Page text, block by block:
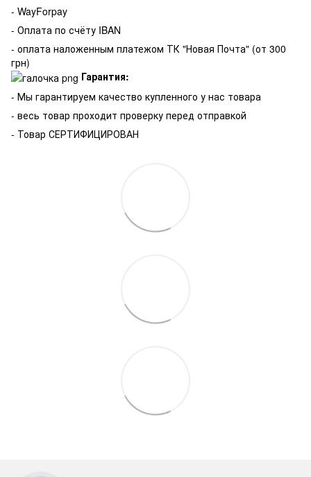
- WayForpay
- Оплата по счёту IBAN
- оплата наложенным платежом ТК "Новая Почта" (от 300
грн)
Гарантия:
- Мы гарантируем качество купленного у нас товара
- весь товар проходит проверку перед отправкой
- Товар СЕРТИФИЦИРОВАН